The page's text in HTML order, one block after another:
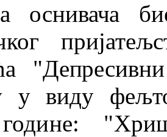
оснивача
у виду